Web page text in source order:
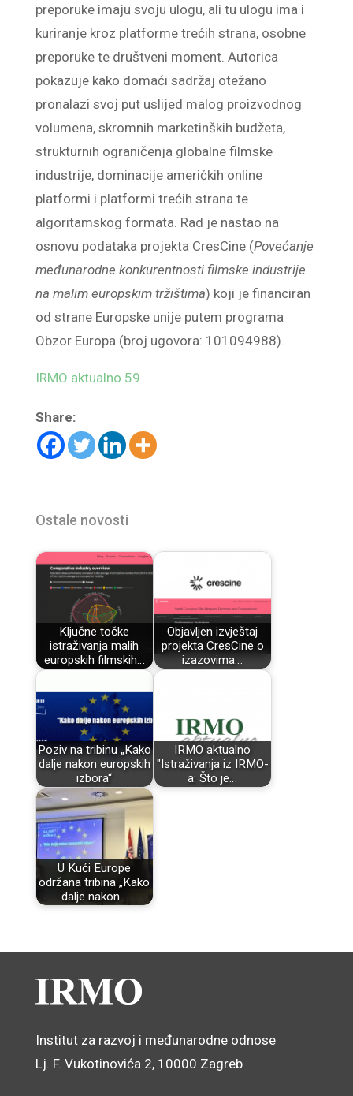
preporuke imaju svoju ulogu, ali tu ulogu ima i
kuriranje kroz platforme trećih strana, osobne
preporuke te društveni moment. Autorica
pokazuje kako domaći sadržaj otežano
pronalazi svoj put uslijed malog proizvodnog
volumena, skromnih marketinških budžeta,
strukturnih ograničenja globalne filmske
industrije, dominacije američkih online
platformi i platformi trećih strana te
algoritamskog formata. Rad je nastao na
osnovu podataka projekta CresCine (Povećanje
međunarodne konkurentnosti filmske industrije
na malim europskim tržištima) koji je financiran
od strane Europske unije putem programa
Obzor Europa (broj ugovora: 101094988).
IRMO aktualno 59
Share:
Ostale novosti
Ključne točke
istraživanja malih
europskih filmskih…
Objavljen izvještaj
projekta CresCine o
izazovima…
Poziv na tribinu „Kako
dalje nakon europskih
izbora“
IRMO aktualno
"Istraživanja iz IRMO-
a: Što je…
U Kući Europe
održana tribina „Kako
dalje nakon…
Institut za razvoj i međunarodne odnose
Lj. F. Vukotinovića 2, 10000 Zagreb